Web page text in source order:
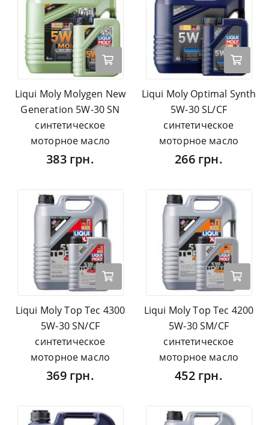
Liqui Moly Molygen New
Generation 5W-30 SN
синтетическое
моторное масло
383 грн.
Liqui Moly Optimal Synth
5W-30 SL/CF
синтетическое
моторное масло
266 грн.
Liqui Moly Top Tec 4300
5W-30 SN/CF
синтетическое
моторное масло
369 грн.
Liqui Moly Top Tec 4200
5W-30 SM/CF
синтетическое
моторное масло
452 грн.